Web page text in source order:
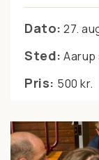
Dato: 27.
Sted:
Pris: 500 kr.